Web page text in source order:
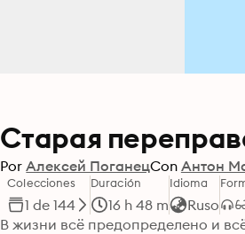
Старая
Por Алексей ПоганецCon Антон
Colecciones
1 de 144
Duración
16 h 48 m
Idioma
Ruso
В жизни всё предопределено и